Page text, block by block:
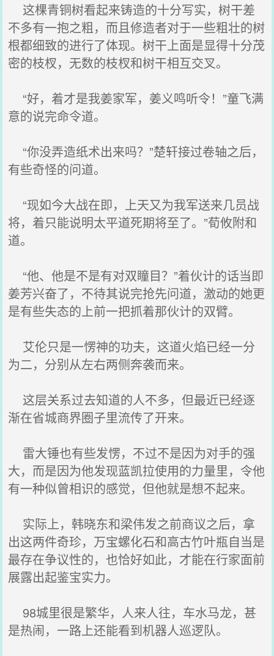
这棵青铜树看起来铸造的十分写实，树干差
不多有一抱之粗，而且修造者对于一些粗壮的树
根都细致的进行了体现。树干上面是显得十分茂
密的枝杈，无数的枝杈和树干相互交叉。
“好，着才是我姜家军，姜义鸣听令！”童飞满
意的说完命令道。
“你没弄造纸术出来吗？”楚轩接过卷轴之后，
有些奇怪的问道。
“现如今大战在即，上天又为我军送来几员战
将，着只能说明太平道死期将至了。”荀攸附和
道。
“他、他是不是有对双瞳目？”着伙计的话当即
姜芳兴奋了，不待其说完抢先问道，激动的她更
是有些失态的上前一把抓着那伙计的双臂。
艾伦只是一愣神的功夫，这道火焰已经一分
为二，分别从左右两侧奔袭而来。
这层关系过去知道的人不多，但最近已经逐
渐在省城商界圈子里流传了开来。
雷大锤也有些发愣，不过不是因为对手的强
大，而是因为他发现蓝凯拉使用的力量里，令他
有一种似曾相识的感觉，但他就是想不起来。
实际上，韩晓东和梁伟发之前商议之后，拿
出这两件奇珍，万宝螺化石和高古竹叶瓶自当是
最存在争议性的，也恰好如此，才能在行家面前
展露出起鉴宝实力。
98城里很是繁华，人来人往，车水马龙，甚
是热闹，一路上还能看到机器人巡逻队。